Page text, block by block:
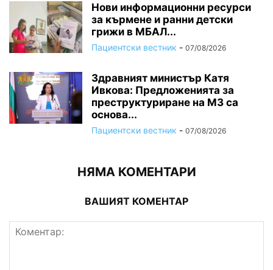
Нови информационни ресурси
за кърмене и ранни детски
грижи в МБАЛ...
Пациентски вестник - 07/08/2026
Здравният министър Катя
Ивкова: Предложенията за
преструктуриране на МЗ са
основа...
Пациентски вестник - 07/08/2026
НЯМА КОМЕНТАРИ
ВАШИЯТ КОМЕНТАР